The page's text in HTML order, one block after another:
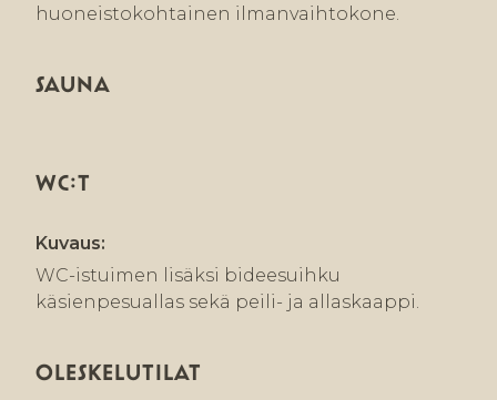
huoneistokohtainen ilmanvaihtokone.
SAUNA
WC:T
Kuvaus:
WC-istuimen lisäksi bideesuihku
käsienpesuallas sekä peili- ja allaskaappi.
OLESKELUTILAT